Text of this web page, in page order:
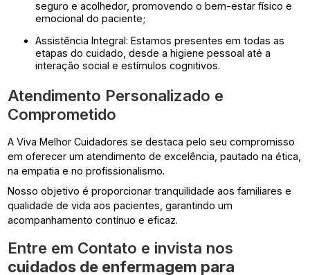
seguro e acolhedor, promovendo o bem-estar físico e
emocional do paciente;
Assistência Integral: Estamos presentes em todas as
etapas do cuidado, desde a higiene pessoal até a
interação social e estímulos cognitivos.
Atendimento Personalizado e
Comprometido
A Viva Melhor Cuidadores se destaca pelo seu compromisso
em oferecer um atendimento de excelência, pautado na ética,
na empatia e no profissionalismo.
Nosso objetivo é proporcionar tranquilidade aos familiares e
qualidade de vida aos pacientes, garantindo um
acompanhamento contínuo e eficaz.
Entre em Contato e invista nos
cuidados de enfermagem para